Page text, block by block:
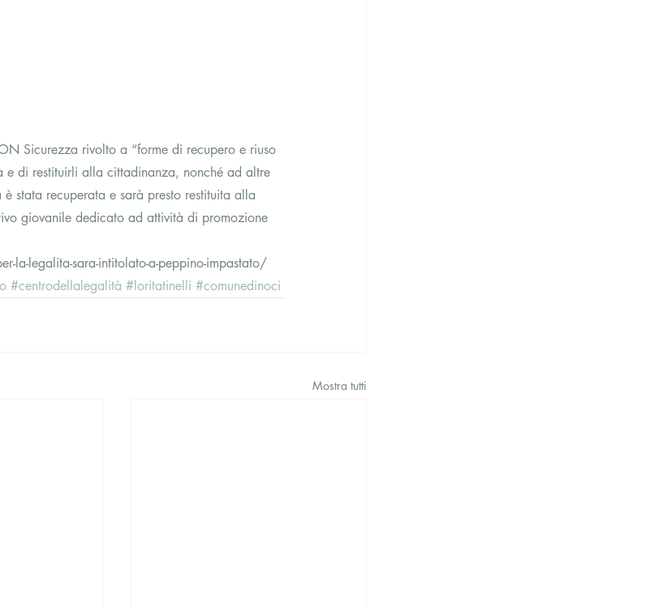
Sicurezza rivolto a “forme di recupero e riuso
di restituirli alla cittadinanza, nonché ad altre
stata recuperata e sarà presto restituita alla
giovanile dedicato ad attività di promozione
legalita-sara-intitolato-a-peppino-impastato/
#centrodellalegalità #loritatinelli #comunedinoci
Mostra tutti